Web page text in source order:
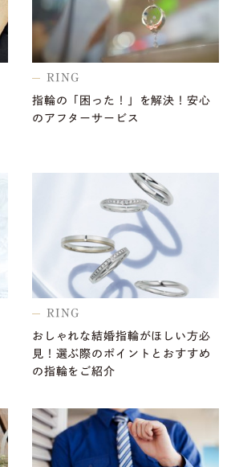
RING
指輪の「困った！」を解決！安心
のアフターサービス
RING
おしゃれな結婚指輪がほしい方必
見！選ぶ際のポイントとおすすめ
の指輪をご紹介